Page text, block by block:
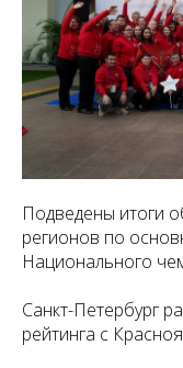
Подведены итоги
регионов по
Национального
Санкт-Петербург
рейтинга с